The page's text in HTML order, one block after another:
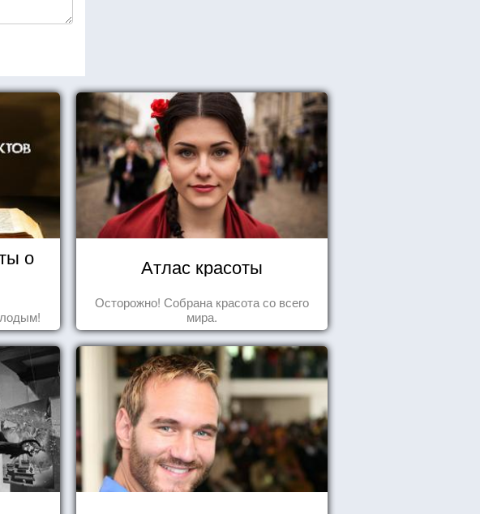
о
Атлас красоты
Осторожно! Собрана красота со всего
мира.